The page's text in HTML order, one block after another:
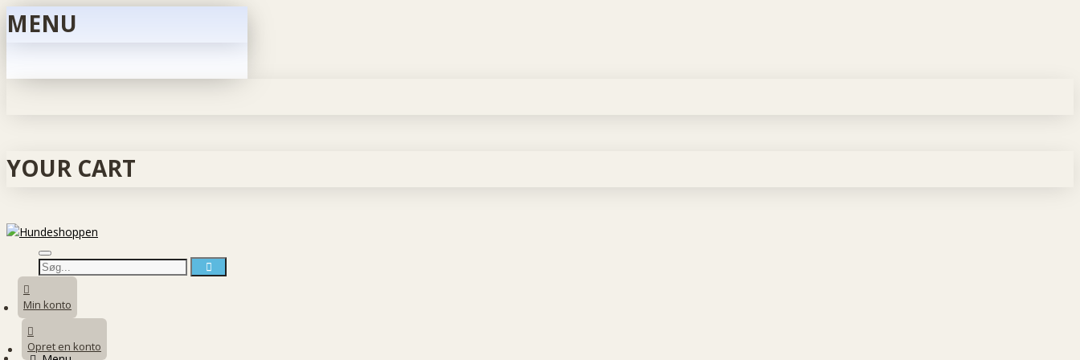
MENU
YOUR CART
Min konto
Opret en konto